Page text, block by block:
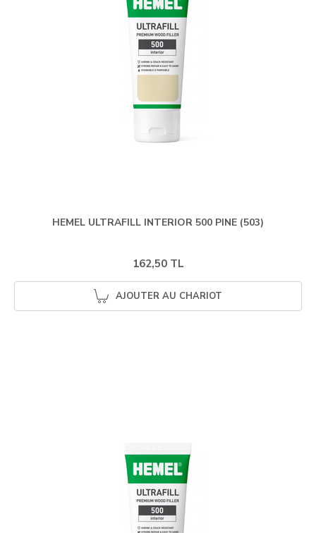
HEMEL ULTRAFILL INTERIOR 500 PINE (503)
162,50 TL
AJOUTER AU CHARIOT